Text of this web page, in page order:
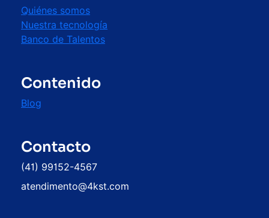
Quiénes somos
Nuestra tecnología
Banco de Talentos
Contenido
Blog
Contacto
(41) 99152-4567
atendimento@4kst.com